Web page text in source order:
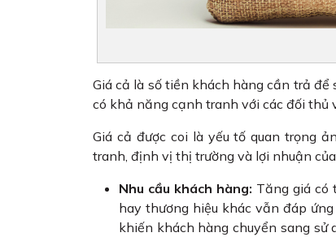
Giá cả là số tiền khách hàng cần trả để
có khả năng cạnh tranh với các đối thủ
Giá cả được coi là yếu tố quan trọng
tranh, định vị thị trường và lợi nhuận
Nhu cầu khách hàng: Tăng giá có
hay thương hiệu khác vẫn đáp
khiến khách hàng chuyển sang sử